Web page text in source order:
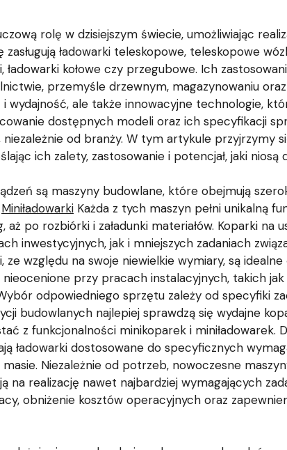
rolę w dzisiejszym świecie, umożliwiając
ładowarki teleskopowe, teleskopowe
kołowe czy przegubowe. Ich
przemyśle drzewnym, magazynowaniu
wydajność, ale także innowacyjne technologie,
dostępnych modeli oraz ich specyfikacji
od branży. W tym artykule przyjrzymy
ich zalety, zastosowanie i potencjał, jaki niosą
są maszyny budowlane, które obejmują
Miniładowarki Każda z tych maszyn pełni unikalną
po rozbiórki i załadunki materiałów. Koparki na
inwestycyjnych, jak i mniejszych zadaniach
względu na swoje niewielkie wymiary, są
przy pracach instalacyjnych, takich
odpowiedniego sprzętu zależy od specyfiki
budowlanych najlepiej sprawdzą się wydajne
z funkcjonalności minikoparek i miniładowarek.
ładowarki dostosowane do specyficznych
Niezależnie od potrzeb, nowoczesne
realizację nawet najbardziej wymagających
obniżenie kosztów operacyjnych oraz